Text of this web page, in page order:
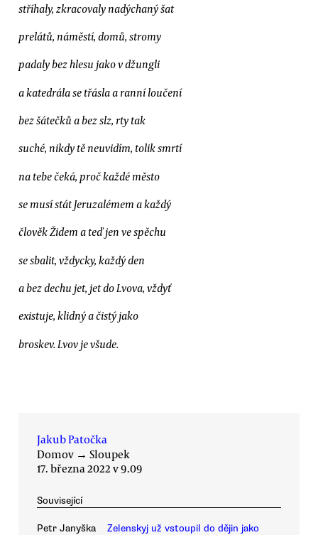
stříhaly, zkracovaly nadýchaný šat
prelátů, náměstí, domů, stromy
padaly bez hlesu jako v džungli
a katedrála se třásla a ranní loučení
bez šátečků a bez slz, rty tak
suché, nikdy tě neuvidím, tolik smrtí
na tebe čeká, proč každé město
se musí stát Jeruzalémem a každý
člověk Židem a teď jen ve spěchu
se sbalit, vždycky, každý den
a bez dechu jet, jet do Lvova, vždyť
existuje, klidný a čistý jako
broskev. Lvov je všude.
Jakub Patočka
Domov → Sloupek
17. března 2022 v 9.09
Související
Petr Janyška
Zelenskyj už vstoupil do dějin jako